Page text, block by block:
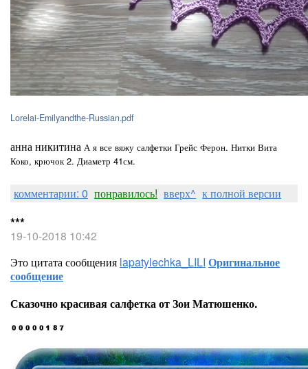
Lorelai-Emilyandthe-Russian.pdf
анна никитина А я все вяжу салфетки Грейс Ферон. Нитки Вита
Коко, крючок 2. Диаметр 41см.
комментарии: 0 понравилось! вверх^ к полной версии
***
19-10-2018 10:42
Это цитата сообщения lapatylechka_LILI Оригинальное
сообщение
Сказочно красивая салфетка от Зои Матюшенко.